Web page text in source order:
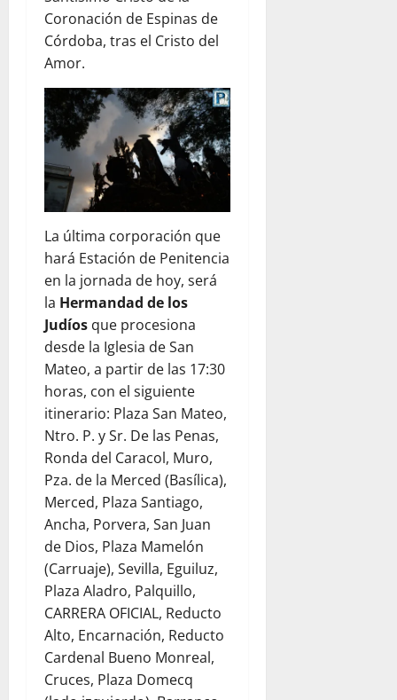
Coronación de Espinas de
Córdoba, tras el Cristo del
Amor.
La última corporación que
hará Estación de Penitencia
en la jornada de hoy, será
la Hermandad de los
Judíos que procesiona
desde la Iglesia de San
Mateo, a partir de las 17:30
horas, con el siguiente
itinerario: Plaza San Mateo,
Ntro. P. y Sr. De las Penas,
Ronda del Caracol, Muro,
Pza. de la Merced (Basílica),
Merced, Plaza Santiago,
Ancha, Porvera, San Juan
de Dios, Plaza Mamelón
(Carruaje), Sevilla, Eguiluz,
Plaza Aladro, Palquillo,
CARRERA OFICIAL, Reducto
Alto, Encarnación, Reducto
Cardenal Bueno Monreal,
Cruces, Plaza Domecq